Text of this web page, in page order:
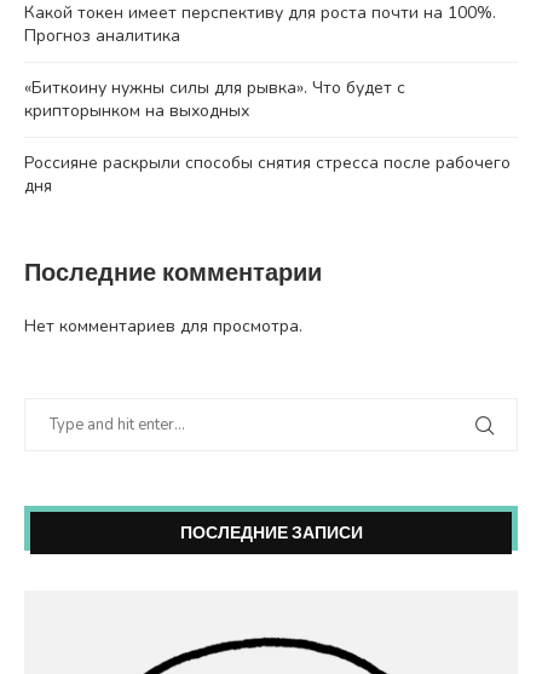
Какой токен имеет перспективу для роста почти на 100%.
Прогноз аналитика
«Биткоину нужны силы для рывка». Что будет с
крипторынком на выходных
Россияне раскрыли способы снятия стресса после рабочего
дня
Последние комментарии
Нет комментариев для просмотра.
ПОСЛЕДНИЕ ЗАПИСИ